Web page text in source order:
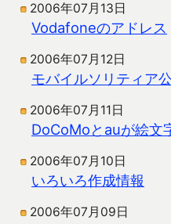
2006年07月13日
Vodafoneのアドレス
2006年07月12日
モバイルソリティア
2006年07月11日
DoCoMoとauが絵文
2006年07月10日
いろいろ作成情報
2006年07月09日